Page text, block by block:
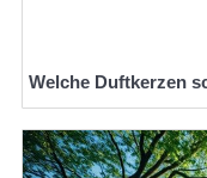
Welche Duftkerzen